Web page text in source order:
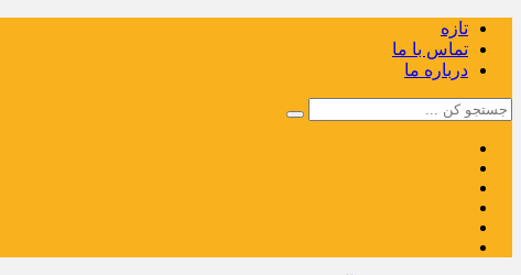
تازه
تماس با ما
درباره ما